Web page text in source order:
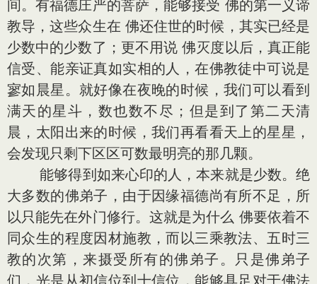
间。有福德庄严的菩萨，能够接受 佛的第一义谛
教导，这些众生在 佛还住世的时候，其实已经是
少数中的少数了；更不用说 佛灭度以后，真正能
信受、能亲证真如实相的人，在佛教徒中可说是
寥如晨星。就好像在夜晚的时候，我们可以看到
满天的星斗，数也数不尽；但是到了第二天清
晨，太阳出来的时候，我们再看看天上的星星，
会发现只剩下区区可数最明亮的那几颗。
能够得到如来心印的人，本来就是少数。绝
大多数的佛弟子，由于因缘福德尚有所不足，所
以只能先在外门修行。这就是为什么 佛要依着不
同众生的程度因材施教，而以三乘教法、五时三
教的次第，来摄受所有的佛弟子。只是佛弟子
们，光是从初信位到十信位，能够具足对于佛法